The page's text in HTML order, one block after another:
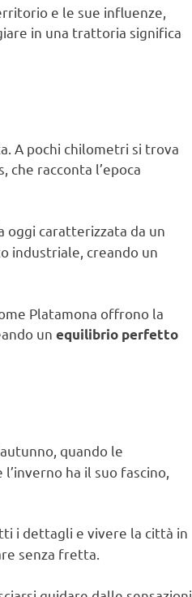
e le sue influenze,
in una trattoria significa
A pochi chilometri si trova
che racconta l’epoca
oggi caratterizzata da un
industriale, creando un
Platamona offrono la
un equilibrio perfetto
quando le
ha il suo fascino,
i dettagli e vivere la città in
senza fretta.